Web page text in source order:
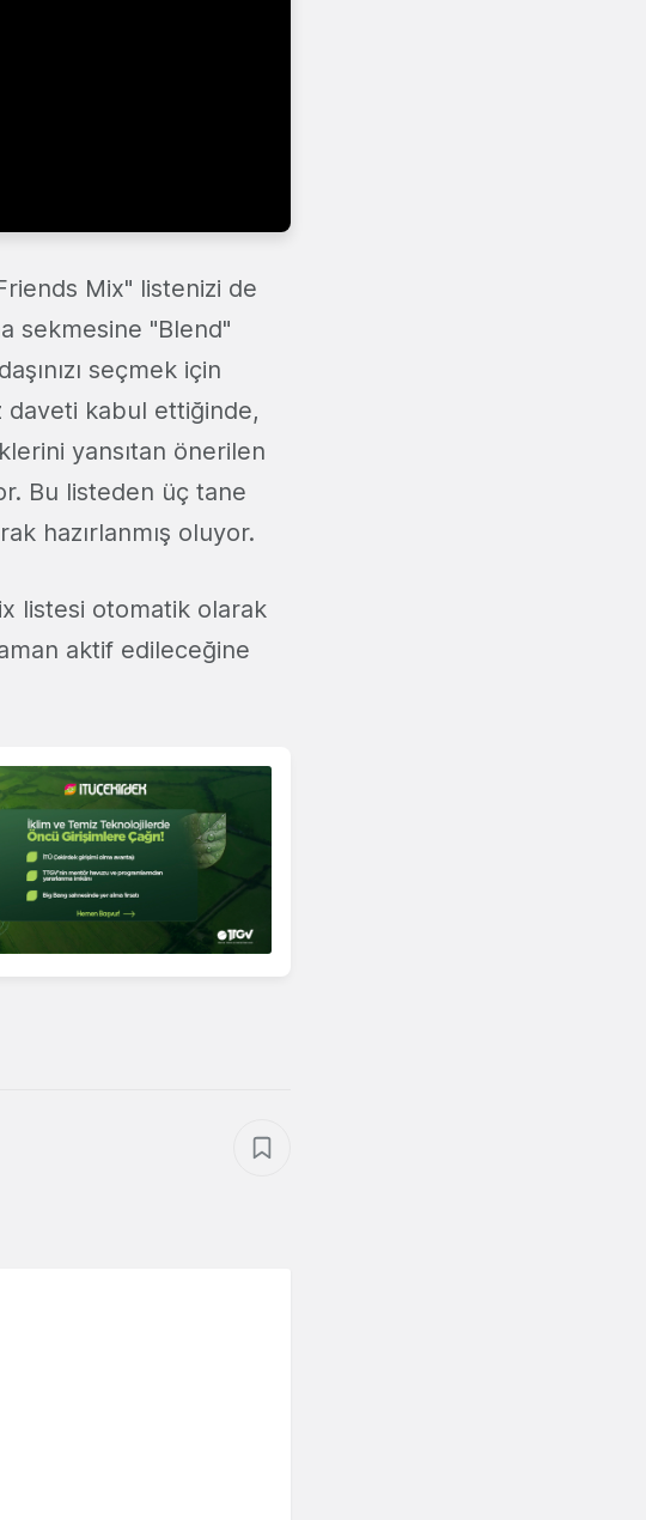
Mix" listenizi de
sekmesine "Blend"
seçmek için
daveti kabul ettiğinde,
yansıtan önerilen
Bu listeden üç tane
hazırlanmış oluyor.
listesi otomatik olarak
aktif edileceğine